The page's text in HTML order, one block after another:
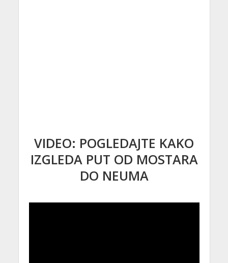
VIDEO: POGLEDAJTE KAKO
IZGLEDA PUT OD MOSTARA
DO NEUMA